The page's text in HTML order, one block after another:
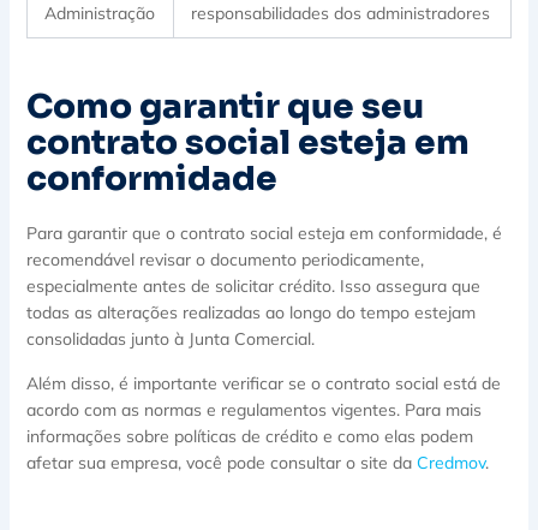
Administração
responsabilidades dos administradores
Como garantir que seu
contrato social esteja em
conformidade
Para garantir que o contrato social esteja em conformidade, é
recomendável revisar o documento periodicamente,
especialmente antes de solicitar crédito. Isso assegura que
todas as alterações realizadas ao longo do tempo estejam
consolidadas junto à Junta Comercial.
Além disso, é importante verificar se o contrato social está de
acordo com as normas e regulamentos vigentes. Para mais
informações sobre políticas de crédito e como elas podem
afetar sua empresa, você pode consultar o site da Credmov.